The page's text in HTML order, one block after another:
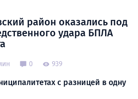
район оказались под
удара БПЛА
0 939
с разницей в одну